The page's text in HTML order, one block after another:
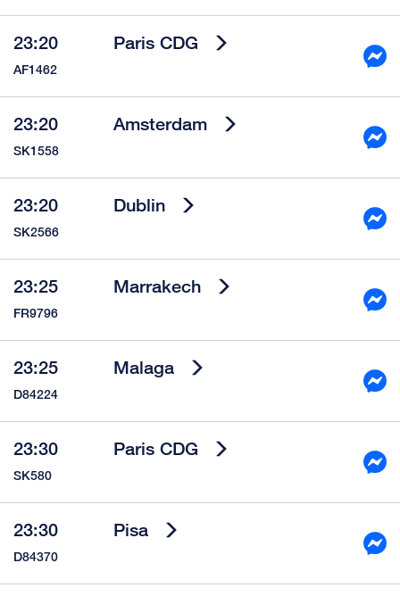
23:20 Paris CDG
AF1462
23:20 Amsterdam
SK1558
23:20 Dublin
SK2566
23:25 Marrakech
FR9796
23:25 Malaga
D84224
23:30 Paris CDG
SK580
23:30 Pisa
D84370